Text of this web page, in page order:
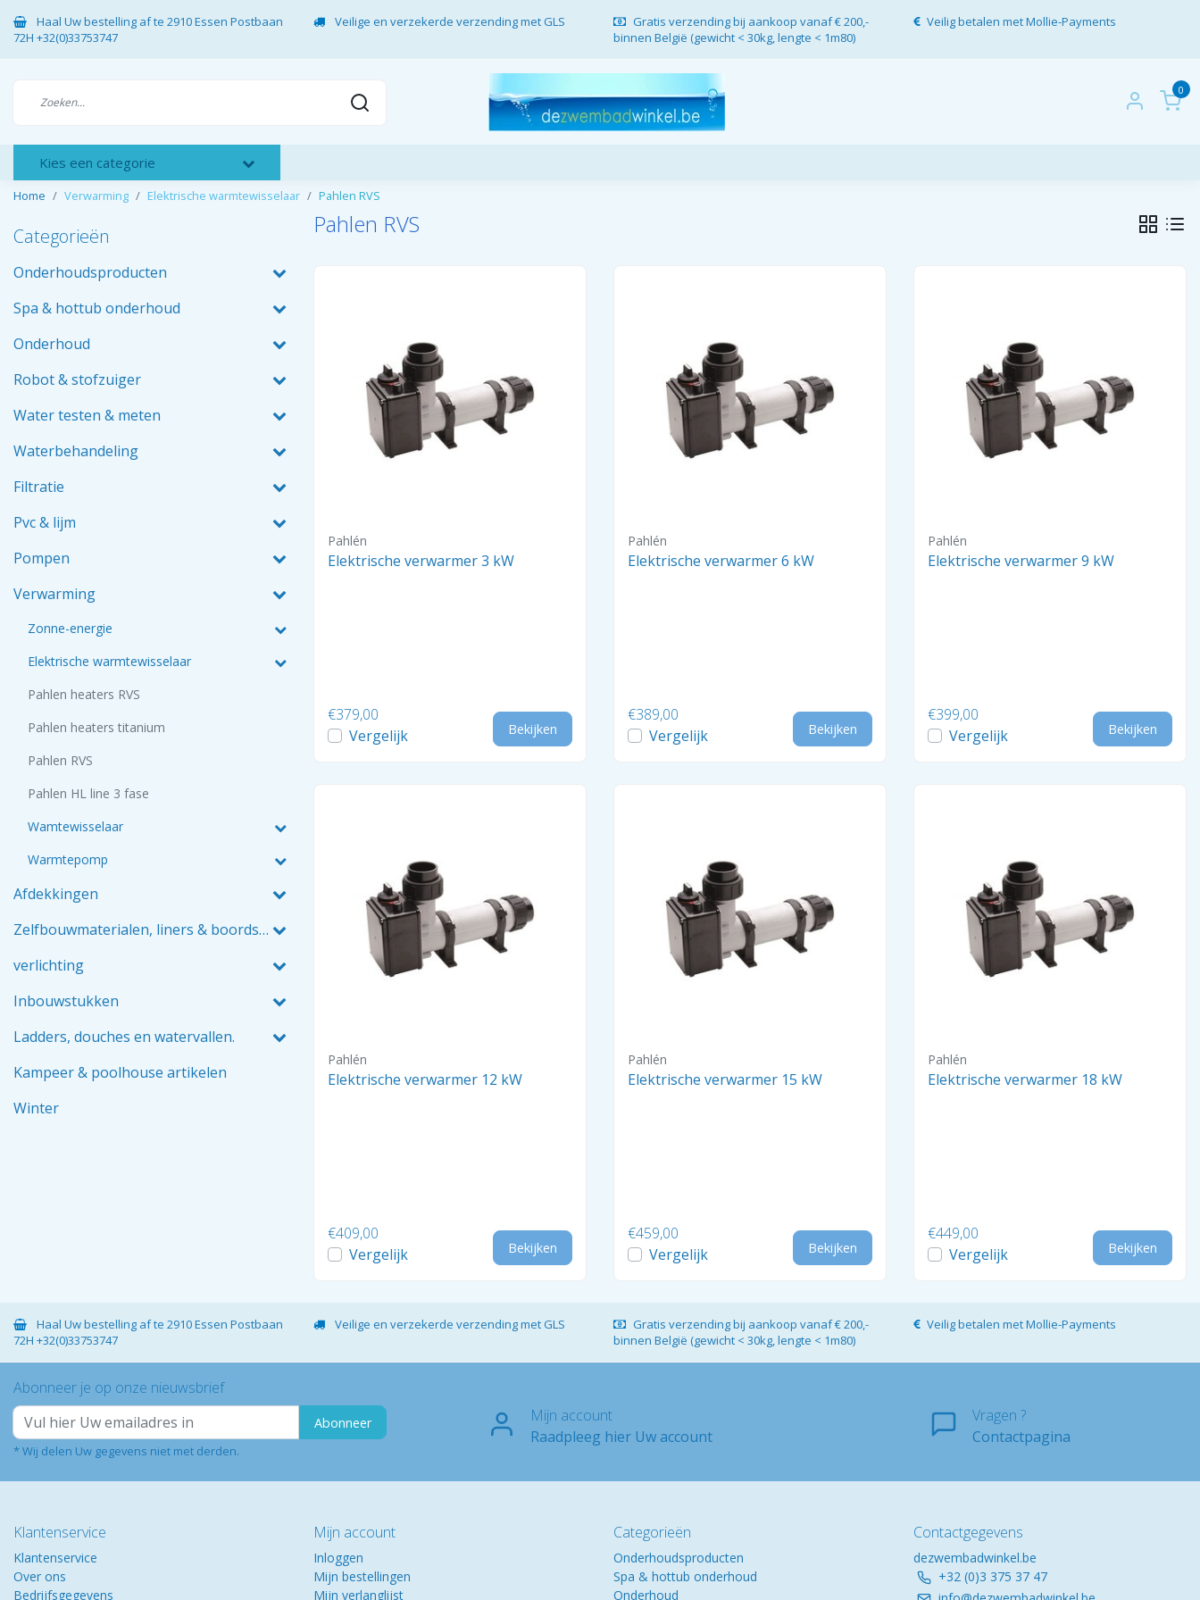
Haal Uw bestelling af te 2910 Essen Postbaan
72H +32(0)33753747
Veilige en verzekerde verzending met GLS
Gratis verzending bij aankoop vanaf € 200,-
binnen België (gewicht < 30kg, lengte < 1m80)
Veilig betalen met Mollie-Payments
0
Kies een categorie
Home Verwarming Elektrische warmtewisselaar Pahlen RVS
Categorieën
Onderhoudsproducten
Spa & hottub onderhoud
Onderhoud
Robot & stofzuiger
Water testen & meten
Waterbehandeling
Filtratie
Pvc & lijm
Pompen
Verwarming
Zonne-energie
Elektrische warmtewisselaar
Pahlen heaters RVS
Pahlen heaters titanium
Pahlen RVS
Pahlen HL line 3 fase
Wamtewisselaar
Warmtepomp
Afdekkingen
Zelfbouwmaterialen, liners & boordstenen
verlichting
Inbouwstukken
Ladders, douches en watervallen.
Kampeer & poolhouse artikelen
Winter
Pahlen RVS
Pahlén
Elektrische verwarmer 3 kW
€379,00
Vergelijk
Bekijken
Pahlén
Elektrische verwarmer 6 kW
€389,00
Vergelijk
Bekijken
Pahlén
Elektrische verwarmer 9 kW
€399,00
Vergelijk
Bekijken
Pahlén
Elektrische verwarmer 12 kW
€409,00
Vergelijk
Bekijken
Pahlén
Elektrische verwarmer 15 kW
€459,00
Vergelijk
Bekijken
Pahlén
Elektrische verwarmer 18 kW
€449,00
Vergelijk
Bekijken
Haal Uw bestelling af te 2910 Essen Postbaan
72H +32(0)33753747
Veilige en verzekerde verzending met GLS
Gratis verzending bij aankoop vanaf € 200,-
binnen België (gewicht < 30kg, lengte < 1m80)
Veilig betalen met Mollie-Payments
Abonneer je op onze nieuwsbrief
Abonneer
* Wij delen Uw gegevens niet met derden.
Mijn account
Raadpleeg hier Uw account
Vragen ?
Contactpagina
Klantenservice
Klantenservice
Over ons
Bedrijfsgegevens
Mijn account
Inloggen
Mijn bestellingen
Mijn verlanglijst
Categorieën
Onderhoudsproducten
Spa & hottub onderhoud
Onderhoud
Contactgegevens
dezwembadwinkel.be
+32 (0)3 375 37 47